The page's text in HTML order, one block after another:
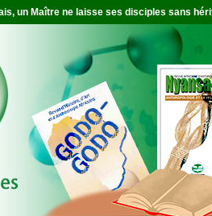
un Maître ne laisse ses disciples sans